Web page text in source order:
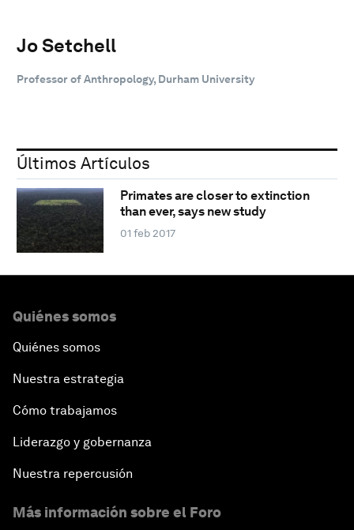
Jo Setchell
Professor of Anthropology, Durham University
Últimos Artículos
Primates are closer to extinction
than ever, says new study
01 feb 2017
Quiénes somos
Quiénes somos
Nuestra estrategia
Cómo trabajamos
Liderazgo y gobernanza
Nuestra repercusión
Más información sobre el Foro